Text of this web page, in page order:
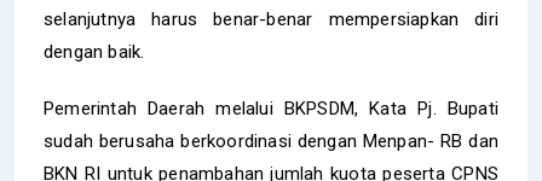
selanjutnya harus benar-benar mempersiapkan diri
dengan baik.
Pemerintah Daerah melalui BKPSDM, Kata Pj. Bupati
sudah berusaha berkoordinasi dengan Menpan- RB dan
BKN RI untuk penambahan jumlah kuota peserta CPNS